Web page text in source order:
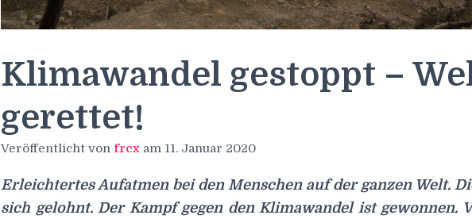
Klimawandel gestoppt –
gerettet!
Veröffentlicht von frcx am 11. Januar 2020
Erleichtertes Aufatmen bei den Menschen auf der ganzen Welt.
sich gelohnt. Der Kampf gegen den Klimawandel ist gewonnen.